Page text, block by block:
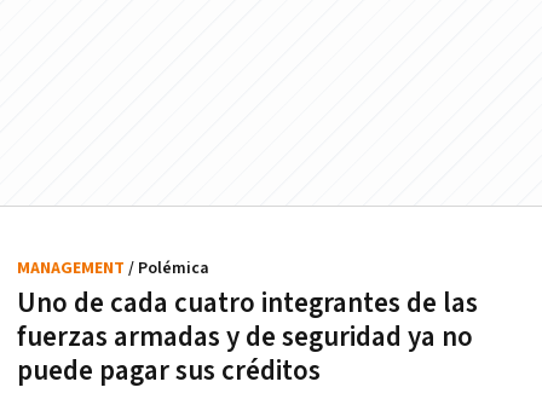
Uno de cada cuatro integrantes de las
fuerzas armadas y de seguridad ya no
puede pagar sus créditos
MANAGEMENT / Polémica